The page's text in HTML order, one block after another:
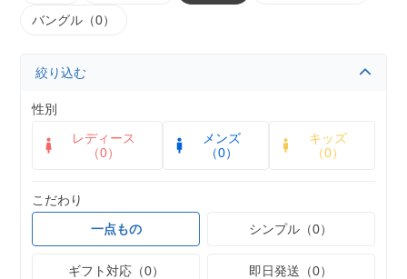
バングル（0）
絞り込む
性別
レディース
（0）
メンズ
（0）
キッズ
（0）
こだわり
一点もの
シンプル（0）
ギフト対応（0） 即日発送（0）